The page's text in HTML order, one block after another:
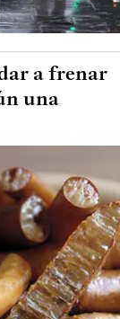
a frenar
una